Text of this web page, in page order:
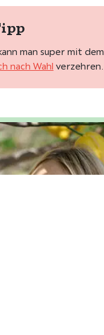
man super mit dem
nach Wahl verzehren.